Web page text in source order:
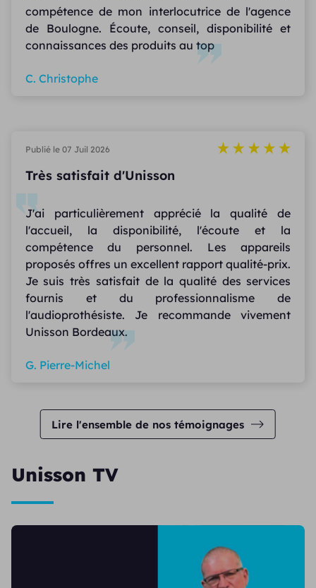
Lire l'ensemble de nos témoignages
compétence de mon interlocutrice de l'agence
de Boulogne. Écoute, conseil, disponibilité et
connaissances des produits au top
C. Christophe
Publié le 07 Juil 2026
Très satisfait d'Unisson
J'ai particulièrement apprécié la qualité de
l'accueil, la disponibilité, l'écoute et la
compétence du personnel. Les appareils
proposés offres un excellent rapport qualité-prix.
Je suis très satisfait de la qualité des services
fournis et du professionnalisme de
l'audioprothésiste. Je recommande vivement
Unisson Bordeaux.
G. Pierre-Michel
Unisson TV